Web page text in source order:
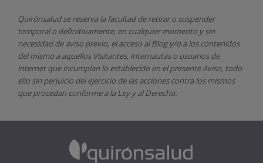
Quirónsaludse reserva la facultad de retirar o suspender
temporal o definitivamente, en cualquier momento y sin
necesidad de aviso previo, el acceso al Blog y/o a los contenidos
del mismo a aquellos Visitantes, internautas o usuarios de
internet que incumplan lo establecido en el presente Aviso, todo
ello sin perjuicio del ejercicio de las acciones contra los mismos
que procedan conforme a la Ley y al Derecho.